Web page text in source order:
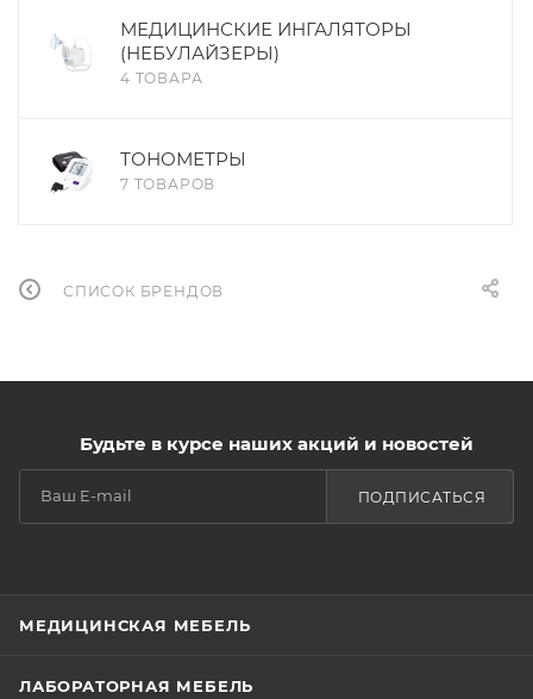
МЕДИЦИНСКИЕ ИНГАЛЯТОРЫ
(НЕБУЛАЙЗЕРЫ)
4 ТОВАРА
ТОНОМЕТРЫ
7 ТОВАРОВ
СПИСОК БРЕНДОВ
Будьте в курсе наших акций и новостей
ПОДПИСАТЬСЯ
МЕДИЦИНСКАЯ МЕБЕЛЬ
ЛАБОРАТОРНАЯ МЕБЕЛЬ